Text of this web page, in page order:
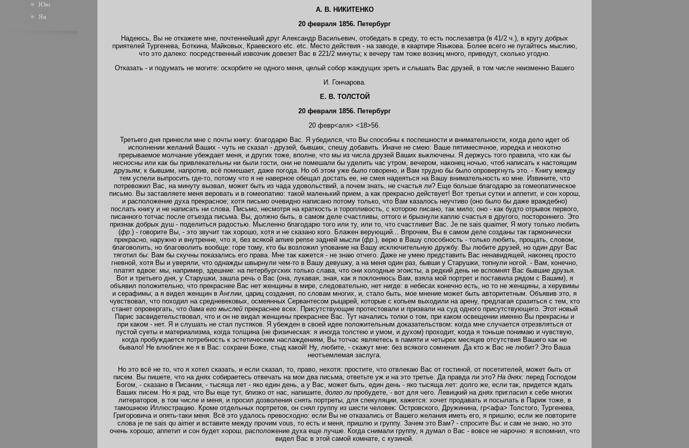
Юю
Яя
А. В. НИКИТЕНКО
20 февраля 1856. Петербург
Надеюсь, Вы не откажете мне, почтеннейший друг Александр Васильевич, отобедать в среду, то есть послезавтра (в 41/2 ч.), в кругу добрых
приятелей Тургенева, Боткина, Майковых, Краевского etc. etc. Место действия - на заводе, в квартире Языкова. Более всего не пугайтесь мыслию,
что это далеко: посредственный извозчик довезет Вас в 221/2 минуты; к вечеру там тоже возниц много, приведут, сколько угодно.
Отказать - и подумать не могите: оскорбите не одного меня, целый собор жаждущих зреть и слышать Вас друзей, в том числе неизменно Вашего
И. Гончарова.
Е. В. ТОЛСТОЙ
20 февраля 1856. Петербург
20 февр<аля> <18>56.
Третьего дня принесли мне с почты книгу: благодарю Вас. Я убедился, что Вы способны к поспешности и внимательности, когда дело идет об
исполнении желаний Ваших - чуть не сказал - друзей, бывших, спешу добавить. Иначе не смею: Ваше пятимесячное, изредка и неохотно
прерываемое молчание убеждает меня, и других тоже, вполне, что мы из числа друзей Ваших выключены. Я держусь того правила, что как бы
несносны или как бы привлекательны ни были гости, они не помешали бы уделить час утром, вечером, наконец ночью, чтоб написать к настоящим
друзьям; к бывшим, напротив, всё помешает, даже погода. Но об этом уже было говорено, и Вам трудно бы было опровергнуть это. - Книгу между
тем успели выпросить где-то, потому что я не наверное обещал достать ее, не смея надеяться на Вашу внимательность ко мне. Извините, что
потревожил Вас, на минуту вызвал, может быть из чада удовольствий, а почем знать, не счастья ли? Еще больше благодарю за гомеопатическое
письмо. Вы заставляете меня веровать и в гомеопатию: такой маленький прием, а как прекрасно действует! Вот третьи сутки и аппетит, и сон хорош,
и расположение духа прекрасное; хотя письмо очевидно написано потому только, что Вам казалось неучтиво (оно было бы даже враждебно)
послать книгу и не написать ни слова. Письмо, несмотря на краткость и торопливость, с которою писано, так мило; оно - как будто отрывок первого,
писанного тотчас после отъезда письма. Вы, должно быть, в самом деле счастливы, оттого и брызнули каплю счастья в другого, постороннего. Это
признак добрых душ - поделиться радостью. Мысленно благодарю того или ту, или то, что счастливит Вас. Je ne sais quaimer, Я могу только любить
(фр.) - говорите Вы, - это звучит так хорошо, хотя и не сказано кого. Блажен верующий... Впрочем, Вы в самом деле созданы так гармонически
прекрасно, наружно и внутренне, что я, без всякой arriиre pense задней мысли (фр.), верю в Вашу способность - только любить, прощать, словом,
благоволить, но благоволить вообще: горе тому, кто бы возложил упование на Вашу исключительную дружбу. Вы любите друзей, но один друг Вас
тяготил бы: Вам бы скучны показались его права. Мне так кажется - не знаю отчего. Даже не умею представить Вас ненавидящей, наконец просто
гневной, хотя Вы и уверяли, что однажды швырнули чем-то в Вашу девушку, а на меня один раз, бывши у Старушки, топнули ногой. - Вам, конечно,
платят вдвое: мы, например, здешние: на петербургских только слава, что они холодные эгоисты, а редкий день не вспомнят Вас бывшие друзья.
Вот и третьего дня, у Старушки, зашла речь о Вас (она, лукавая, зная, как я поклоняюсь Вам, взяла мой портрет и поставила рядом с Вашим), я
объявил положительно, что прекраснее Вас нет женщины в мире, следовательно, нет нигде: в небесах конечно есть, но то не женщины, а херувимы
и серафимы; а я видел женщин в Англии, цариц создания, по словам многих, и, стало быть, мое мнение может быть авторитетным. Объявив это, я
чувствовал, что походил на средневековых, осмеянных Сервантесом рыцарей, которые с копьем выходили на арену, предлагая сразиться с тем, кто
станет опровергать, что дама его мыслейпрекраснее всех. Присутствующие протестовали и призвали на суд одного присутствующего. Этот новый
Парис засвидетельствовал, что и он не видал женщины прекраснее Вас. Тут начались толки о том, при каком освещении именно Вы прекрасны и
при каком - нет. Я и слушать не стал пустяков. Я убежден в своей идее положительным доказательством: когда мне случается отрезвляться от
пустой суеты и материализма, когда толщина (не физическая: я иногда толстею и умом, и духом) проходит, когда я тоньше понимаю и чувствую,
когда пробуждается потребность к эстетическим наслаждениям, Вы тотчас являетесь в памяти и четырех месяцев отсутствия Вашего как не
бывало! Не влюблен же я в Вас: сохрани Боже, стыд какой! Ну, любите, - скажут мне: без всякого сомнения. Да кто ж Вас не любит? Это Ваша
неотъемлемая заслуга.
Но это всё не то, что я хотел сказать, и если сказал, то, право, нехотя: простите, что отвлекаю Вас от гостиной, от посетителей, может быть от
писем. Вы пишете, что на днях собираетесь отвечать на мои два письма, ответьте уж и на это третье. Да правда ли это? На днях: перед Господом
Богом, - сказано в Писании, - тысяща лет - яко един день, а у Вас, может быть, един день - яко тысяща лет: долго же, если так, придется ждать
Ваших писем. Но я рад, что Вы еще тут, близко от нас, напишите, долго ли пробудете, - вот для чего. Левицкий на днях пригласил к себе многих
литераторов, в том числе и меня, и просил дозволения снять портреты, для спекуляции, кажется: хочет продавать и посылать в Париж тоже, в
тамошнюю Иллюстрацию. Кроме отдельных портретов, он снял группу из шести человек: Островского, Дружинина, гр<афа> Толстого, Тургенева,
Григоровича и опять-таки меня. Всё это удалось превосходно: если Вы не отказались от Вашего желания иметь его, я пришлю; если же повторите
слова je ne sais qu aimer и вставите между прочим vous, то есть и меня, пришлю и группу. Зачем это Вам? - спросите Вы: и сам не знаю, но это
очень хорошо; аппетит и сон будет хорош, расположение духа еще лучше. Когда снимали группу, я думал о Вас - вовсе не нарочно: я вспомнил, что
видел Вас в этой самой комнате, с кузиной.